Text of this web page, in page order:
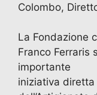
Colombo,
La Fondazione
Franco Ferraris
importante
iniziativa